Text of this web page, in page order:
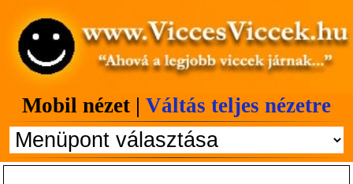
Mobil nézet | Váltás teljes nézetre